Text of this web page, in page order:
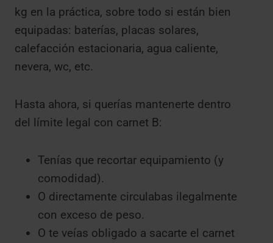
kg en la práctica, sobre todo si están bien
equipadas: baterías, placas solares,
calefacción estacionaria, agua caliente,
nevera, wc, etc.
Hasta ahora, si querías mantenerte dentro
del límite legal con carnet B:
Tenías que recortar equipamiento (y
comodidad).
O directamente circulabas ilegalmente
con exceso de peso.
O te veías obligado a sacarte el carnet